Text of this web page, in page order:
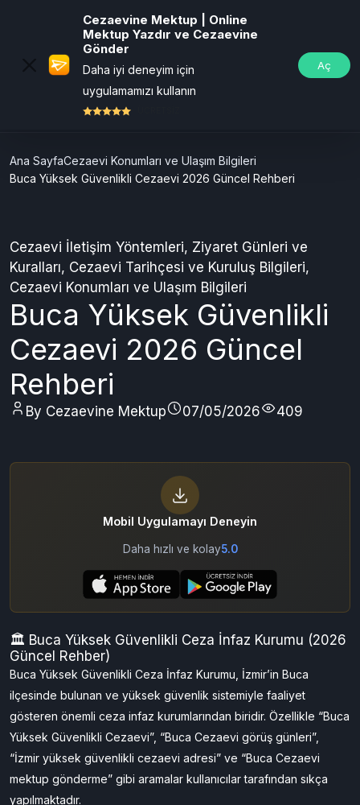
Cezaevine Mektup | Online
Mektup Yazdır ve Cezaevine
Gönder
Daha iyi deneyim için
uygulamamızı kullanın
Aç
Ana SayfaCezaevi Konumları ve Ulaşım Bilgileri
Buca Yüksek Güvenlikli Cezaevi 2026 Güncel Rehberi
Cezaevi İletişim Yöntemleri, Ziyaret Günleri ve
Kuralları, Cezaevi Tarihçesi ve Kuruluş Bilgileri,
Cezaevi Konumları ve Ulaşım Bilgileri
Buca Yüksek Güvenlikli
Cezaevi 2026 Güncel
Rehberi
By Cezaevine Mektup 07/05/2026 409
Mobil Uygulamayı Deneyin
Daha hızlı ve kolay5.0
🏛️ Buca Yüksek Güvenlikli Ceza İnfaz Kurumu (2026
Güncel Rehber)
Buca Yüksek Güvenlikli Ceza İnfaz Kurumu, İzmir’in Buca
ilçesinde bulunan ve yüksek güvenlik sistemiyle faaliyet
gösteren önemli ceza infaz kurumlarından biridir. Özellikle “Buca
Yüksek Güvenlikli Cezaevi”, “Buca Cezaevi görüş günleri”,
“İzmir yüksek güvenlikli cezaevi adresi” ve “Buca Cezaevi
mektup gönderme” gibi aramalar kullanıcılar tarafından sıkça
yapılmaktadır.